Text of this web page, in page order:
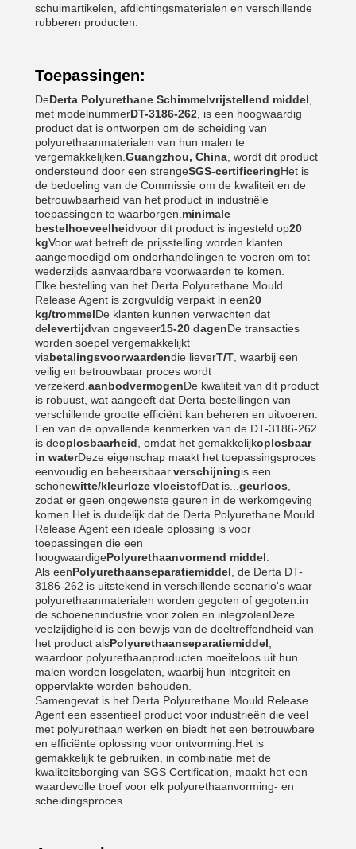
schuimartikelen, afdichtingsmaterialen en verschillende
rubberen producten.
Toepassingen:
DeDerta Polyurethane Schimmelvrijstellend middel
met modelnummerDT-3186-262 , is een hoogwaardig
product dat is ontworpen om de scheiding van
polyurethaanmaterialen van hun malen te
vergemakkelijken. Guangzhou, China , wordt dit product
ondersteund door een strengeSGS-certificeringHet is
de bedoeling van de Commissie om de kwaliteit en de
betrouwbaarheid van het product in industriële
toepassingen te waarborgen. minimale
bestelhoeveelheidvoor dit product is ingesteld op20
kgVoor wat betreft de prijsstelling worden klanten
aangemoedigd om onderhandelingen te voeren om tot
wederzijds aanvaardbare voorwaarden te komen.
Elke bestelling van het Derta Polyurethane Mould
Release Agent is zorgvuldig verpakt in een20
kg/trommelDe klanten kunnen verwachten dat
delevertijdvan ongeveer15-20 dagenDe transacties
worden soepel vergemakkelijkt
viabetalingsvoorwaardendie lieverT/T , waarbij een
veilig en betrouwbaar proces wordt
verzekerd. aanbodvermogenDe kwaliteit van dit product
is robuust, wat aangeeft dat Derta bestellingen van
verschillende grootte efficiënt kan beheren en uitvoeren.
Een van de opvallende kenmerken van de DT-3186-262
is deoplosbaarheid , omdat het gemakkelijkoplosbaar
in waterDeze eigenschap maakt het toepassingsproces
eenvoudig en beheersbaar.verschijningis een
schonewitte/kleurloze vloeistofDat is... geurloos
zodat er geen ongewenste geuren in de werkomgeving
komen.Het is duidelijk dat de Derta Polyurethane Mould
Release Agent een ideale oplossing is voor
toepassingen die een
hoogwaardigePolyurethaanvormend middel
Als eenPolyurethaanseparatiemiddel , de Derta DT-
3186-262 is uitstekend in verschillende scenario's waar
polyurethaanmaterialen worden gegoten of gegoten.in
de schoenenindustrie voor zolen en inlegzolenDeze
veelzijdigheid is een bewijs van de doeltreffendheid van
het product alsPolyurethaanseparatiemiddel
waardoor polyurethaanproducten moeiteloos uit hun
malen worden losgelaten, waarbij hun integriteit en
oppervlakte worden behouden.
Samengevat is het Derta Polyurethane Mould Release
Agent een essentieel product voor industrieën die veel
met polyurethaan werken en biedt het een betrouwbare
en efficiënte oplossing voor ontvorming.Het is
gemakkelijk te gebruiken, in combinatie met de
kwaliteitsborging van SGS Certification, maakt het een
waardevolle troef voor elk polyurethaanvorming- en
scheidingsproces.